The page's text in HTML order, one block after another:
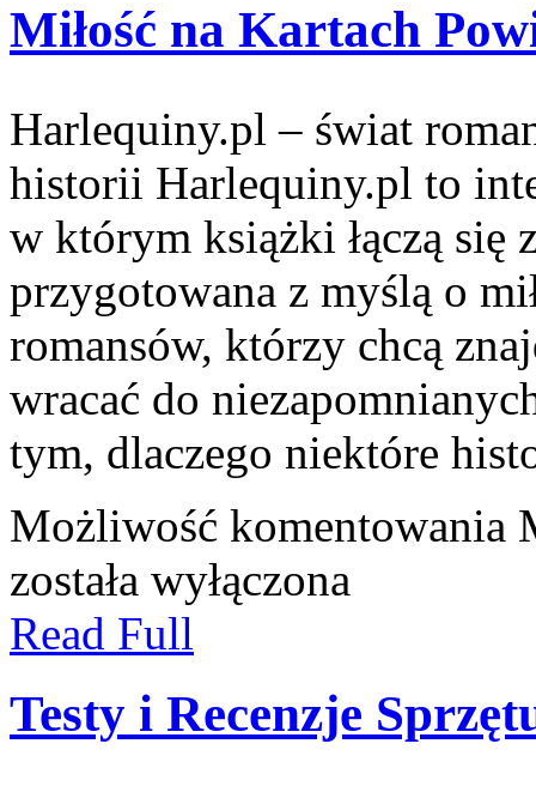
Miłość na Kartach
Harlequiny.pl – świat
historii Harlequiny.pl to
w którym książki łączą się
przygotowana z myślą o
romansów, którzy chcą
wracać do
tym, dlaczego niektóre
Możliwość komentowania
została wyłączona
Read Full
Testy i Recenzje